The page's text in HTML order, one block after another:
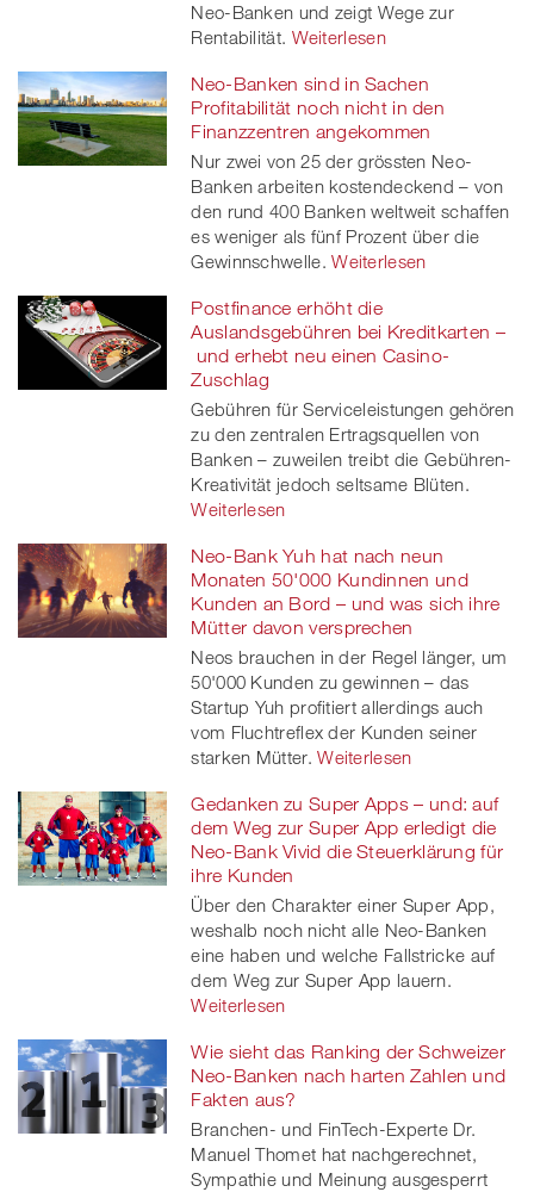
Neo-Banken und zeigt Wege zur
Rentabilität. Weiterlesen
Neo-Banken sind in Sachen
Profitabilität noch nicht in den
Finanzzentren angekommen
Nur zwei von 25 der grössten Neo-
Banken arbeiten kostendeckend – von
den rund 400 Banken weltweit schaffen
es weniger als fünf Prozent über die
Gewinnschwelle. Weiterlesen
Postfinance erhöht die
Auslandsgebühren bei Kreditkarten –
und erhebt neu einen Casino-
Zuschlag
Gebühren für Serviceleistungen gehören
zu den zentralen Ertragsquellen von
Banken – zuweilen treibt die Gebühren-
Kreativität jedoch seltsame Blüten.
Weiterlesen
Neo-Bank Yuh hat nach neun
Monaten 50'000 Kundinnen und
Kunden an Bord – und was sich ihre
Mütter davon versprechen
Neos brauchen in der Regel länger, um
50'000 Kunden zu gewinnen – das
Startup Yuh profitiert allerdings auch
vom Fluchtreflex der Kunden seiner
starken Mütter. Weiterlesen
Gedanken zu Super Apps – und: auf
dem Weg zur Super App erledigt die
Neo-Bank Vivid die Steuerklärung für
ihre Kunden
Über den Charakter einer Super App,
weshalb noch nicht alle Neo-Banken
eine haben und welche Fallstricke auf
dem Weg zur Super App lauern.
Weiterlesen
Wie sieht das Ranking der Schweizer
Neo-Banken nach harten Zahlen und
Fakten aus?
Branchen- und FinTech-Experte Dr.
Manuel Thomet hat nachgerechnet,
Sympathie und Meinung ausgesperrt